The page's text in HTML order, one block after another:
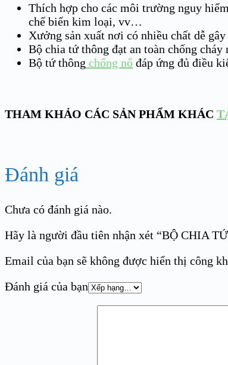
Thích hợp cho các môi trường nguy
chế biến kim loại, vv…
Xưởng sản xuất nơi có nhiều chất dễ
Bộ chia tứ thông đạt an toàn chống
Bộ tứ thông chống nổ đáp ứng đủ điều
THAM KHẢO CÁC SẢN PHẨM KHÁC
Đánh giá
Chưa có đánh giá nào.
Hãy là người đầu tiên nhận xét “BỘ CHIA
Email của bạn sẽ không được hiển thị công
Đánh giá của bạn